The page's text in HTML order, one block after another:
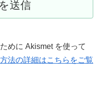
めに Akismet を使って
法の詳細はこちらをご覧